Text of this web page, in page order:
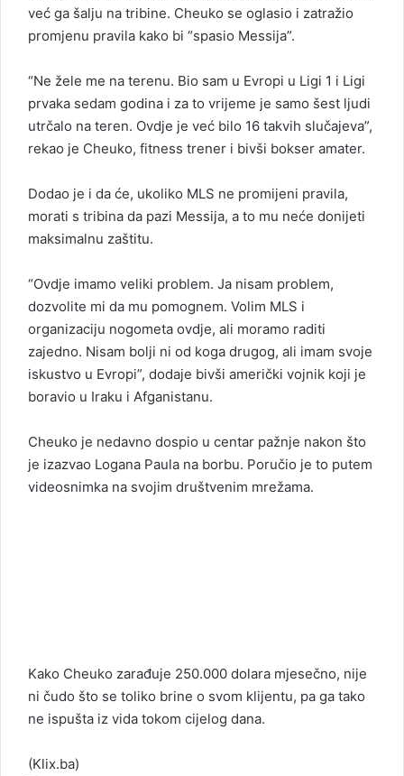
već ga šalju na tribine. Cheuko se oglasio i zatražio
promjenu pravila kako bi “spasio Messija”.
“Ne žele me na terenu. Bio sam u Evropi u Ligi 1 i Ligi
prvaka sedam godina i za to vrijeme je samo šest ljudi
utrčalo na teren. Ovdje je već bilo 16 takvih slučajeva”,
rekao je Cheuko, fitness trener i bivši bokser amater.
Dodao je i da će, ukoliko MLS ne promijeni pravila,
morati s tribina da pazi Messija, a to mu neće donijeti
maksimalnu zaštitu.
“Ovdje imamo veliki problem. Ja nisam problem,
dozvolite mi da mu pomognem. Volim MLS i
organizaciju nogometa ovdje, ali moramo raditi
zajedno. Nisam bolji ni od koga drugog, ali imam svoje
iskustvo u Evropi”, dodaje bivši američki vojnik koji je
boravio u Iraku i Afganistanu.
Cheuko je nedavno dospio u centar pažnje nakon što
je izazvao Logana Paula na borbu. Poručio je to putem
videosnimka na svojim društvenim mrežama.
Kako Cheuko zarađuje 250.000 dolara mjesečno, nije
ni čudo što se toliko brine o svom klijentu, pa ga tako
ne ispušta iz vida tokom cijelog dana.
(Klix.ba)